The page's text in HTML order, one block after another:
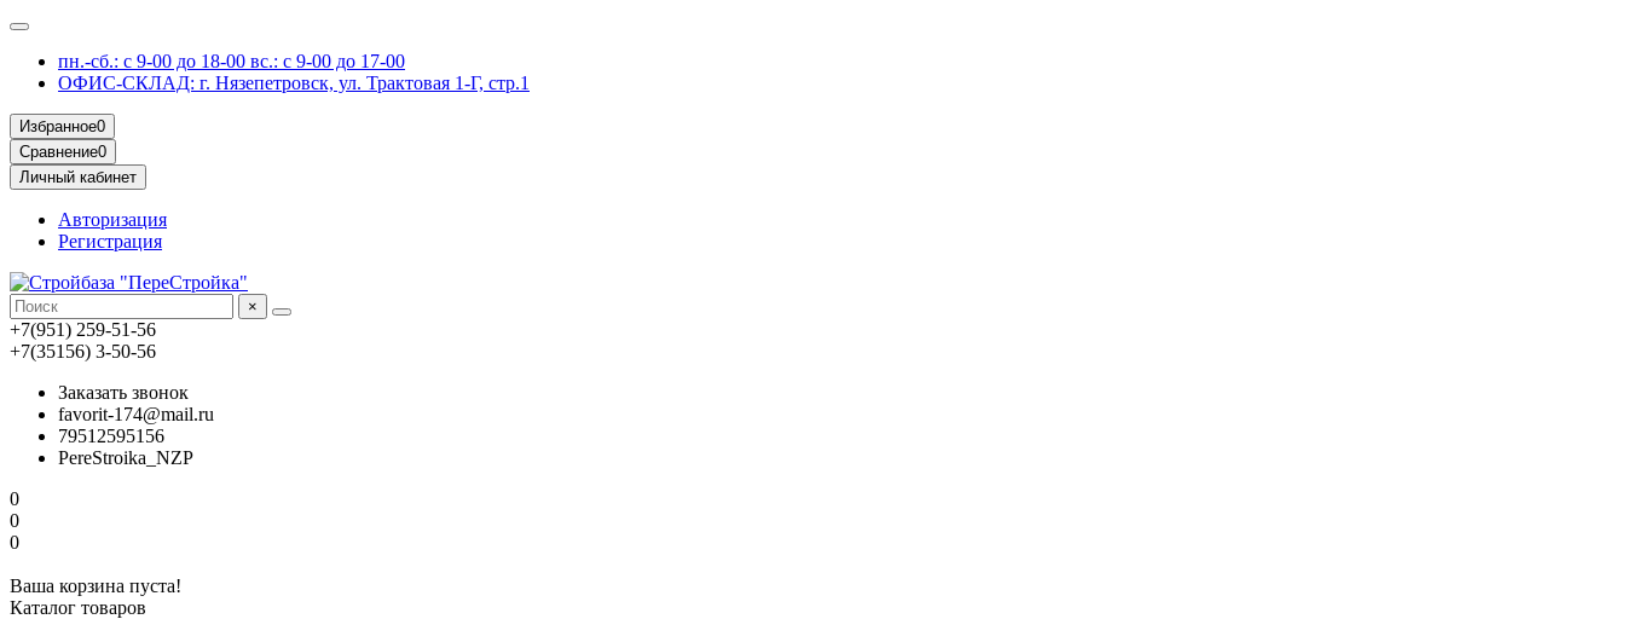
пн.-сб.: с 9-00 до 18-00 вс.: с 9-00 до 17-00
ОФИС-СКЛАД: г. Нязепетровск, ул. Трактовая 1-Г, стр.1
Избранное0
Сравнение0
Личный кабинет
Авторизация
Регистрация
×
+7(951) 259-51-56
+7(35156) 3-50-56
Заказать звонок
favorit-174@mail.ru
79512595156
PereStroika_NZP
0
0
0
Ваша корзина пуста!
Каталог товаров